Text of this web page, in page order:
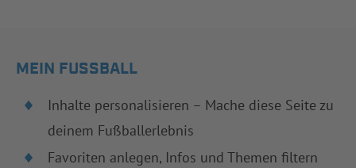
MEIN FUSSBALL
Inhalte personalisieren – Mache diese Seite zu
deinem Fußballerlebnis
Favoriten anlegen, Infos und Themen filtern